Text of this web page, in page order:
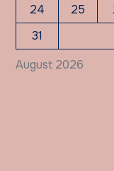
August 2026
24
25
31